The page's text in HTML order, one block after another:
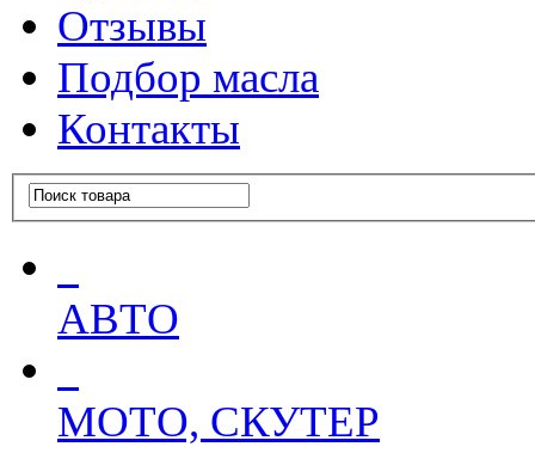
Отзывы
Подбор масла
Контакты
АВТО
МОТО, СКУТЕР